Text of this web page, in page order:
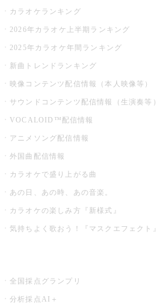
カラオケランキング
2026年カラオケ上半期ランキング
2025年カラオケ年間ランキング
新曲トレンドランキング
映像コンテンツ配信情報（本人映像等）
サウンドコンテンツ配信情報（生演奏等）
VOCALOID™配信情報
アニメソング配信情報
外国曲配信情報
カラオケで盛り上がる曲
あの日、あの時、あの音楽。
カラオケの楽しみ方『新様式』
気持ちよく歌おう！『マスクエフェクト』
全国採点グランプリ
分析採点AI＋